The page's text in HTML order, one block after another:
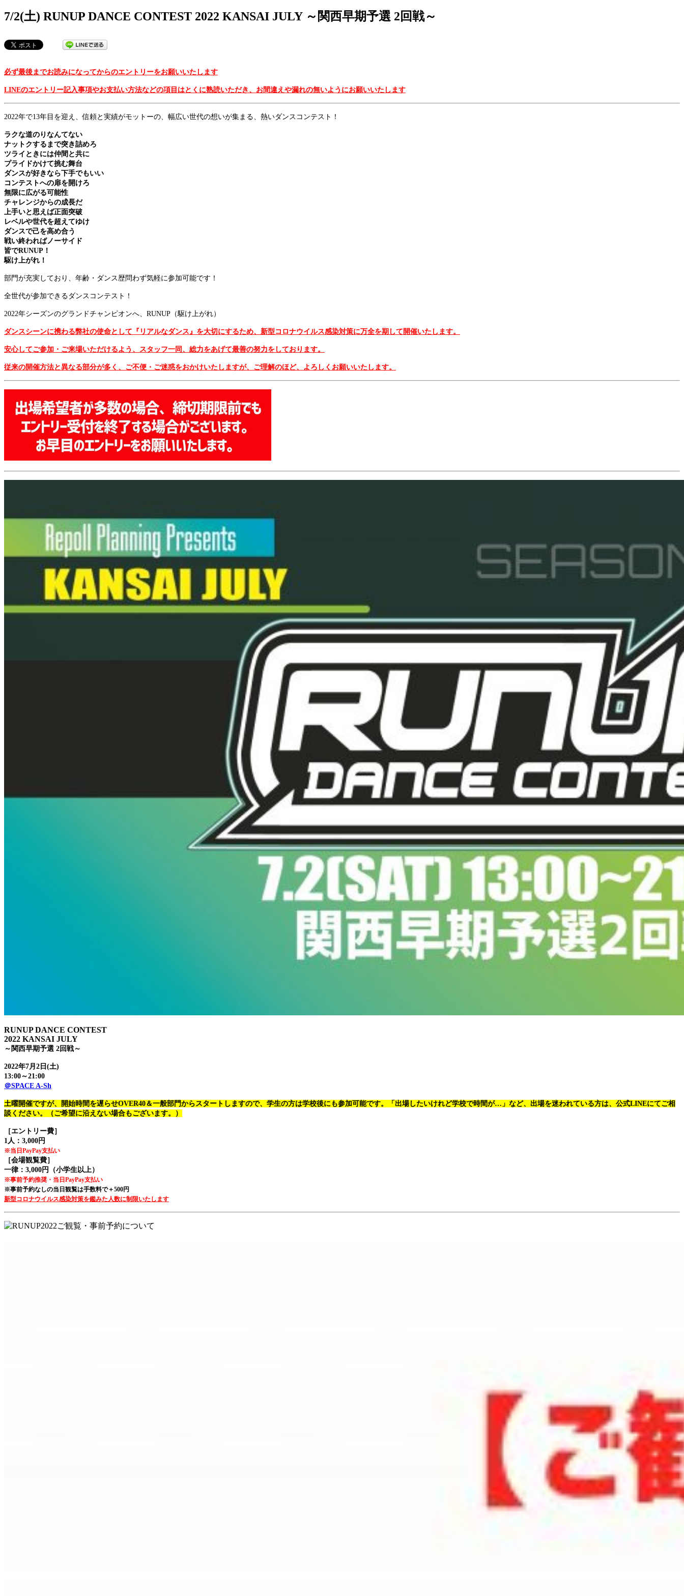
7/2(土) RUNUP DANCE CONTEST 2022 KANSAI JULY ～関西早期予選 2回戦～
必ず最後までお読みになってからのエントリーをお願いいたします
LINEのエントリー記入事項やお支払い方法などの項目はとくに熟読いただき、お間違えや漏れの無いようにお願いいたします
2022年で13年目を迎え、信頼と実績がモットーの、幅広い世代の想いが集まる、熱いダンスコンテスト！
ラクな道のりなんてない
ナットクするまで突き詰めろ
ツライときには仲間と共に
プライドかけて挑む舞台
ダンスが好きなら下手でもいい
コンテストへの扉を開けろ
無限に広がる可能性
チャレンジからの成長だ
上手いと思えば正面突破
レベルや世代を超えてゆけ
ダンスで己を高め合う
戦い終わればノーサイド
皆でRUNUP！
駆け上がれ！
部門が充実しており、年齢・ダンス歴問わず気軽に参加可能です！
全世代が参加できるダンスコンテスト！
2022年シーズンのグランドチャンピオンへ、RUNUP（駆け上がれ）
ダンスシーンに携わる弊社の使命として『リアルなダンス』を大切にするため、新型コロナウイルス感染対策に万全を期して開催いたします。
安心してご参加・ご来場いただけるよう、スタッフ一同、総力をあげて最善の努力をしております。
従来の開催方法と異なる部分が多く、ご不便・ご迷惑をおかけいたしますが、ご理解のほど、よろしくお願いいたします。
RUNUP DANCE CONTEST
2022 KANSAI JULY
～関西早期予選 2回戦～
2022年7月2日(土)
13:00～21:00
＠SPACE A-Sh
土曜開催ですが、開始時間を遅らせOVER40＆一般部門からスタートしますので、学生の方は学校後にも参加可能です。「出場したいけれど学校で時間が…」など、出場を迷われている方は、公式LINEにてご相
談ください。（ご希望に沿えない場合もございます。）
［エントリー費］
1人：3,000円
※当日PayPay支払い
［会場観覧費］
一律：3,000円（小学生以上）
※事前予約推奨・当日PayPay支払い
※事前予約なしの当日観覧は手数料で＋500円
新型コロナウイルス感染対策を鑑みた人数に制限いたします